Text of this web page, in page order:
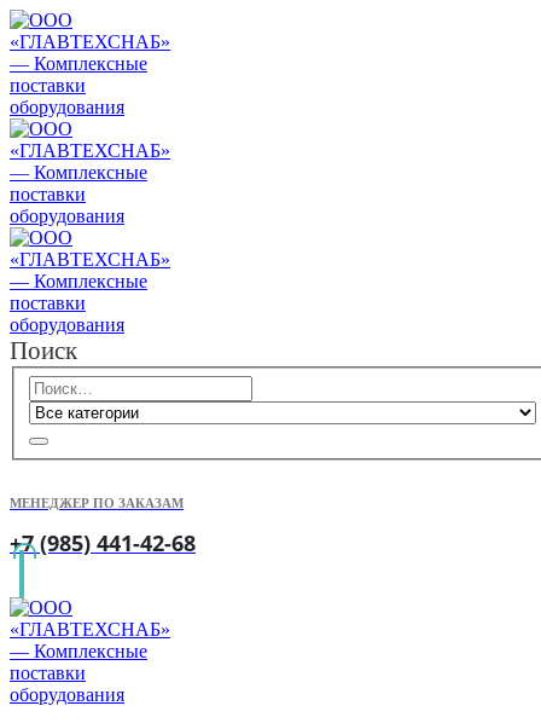
Поиск
МЕНЕДЖЕР ПО ЗАКАЗАМ
+7 (985) 441-42-68